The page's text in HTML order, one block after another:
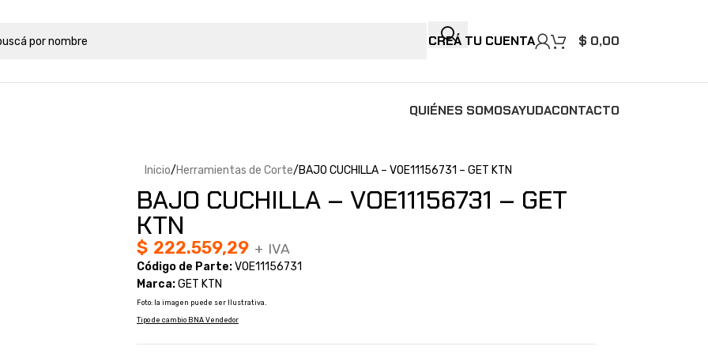
CREÁ TU CUENTA $ 0,00
QUIÉNES SOMOSAYUDACONTACTO
Inicio Herramientas de Corte BAJO CUCHILLA – VOE11156731 – GET KTN
BAJO CUCHILLA – VOE11156731 – GET
KTN
$ 222.559,29 + IVA
Código de Parte:VOE11156731
Marca:GET KTN
Foto: la imagen puede ser Ilustrativa.
Tipo de cambio BNA Vendedor